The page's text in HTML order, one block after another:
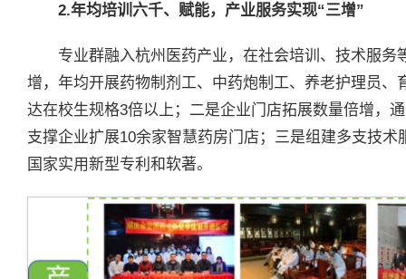
2.年均培训六千、赋能，产业服务实现“三增”
专业群融入杭州医药产业，在社会培训、技术服务
增，年均开展药物制剂工、中药炮制工、养老护理员、
达在校生规格3倍以上；二是企业门店拓展数量倍增，
支撑企业扩展10余家智慧药房门店；三是组建多支技
国家实用新型专利和软著。